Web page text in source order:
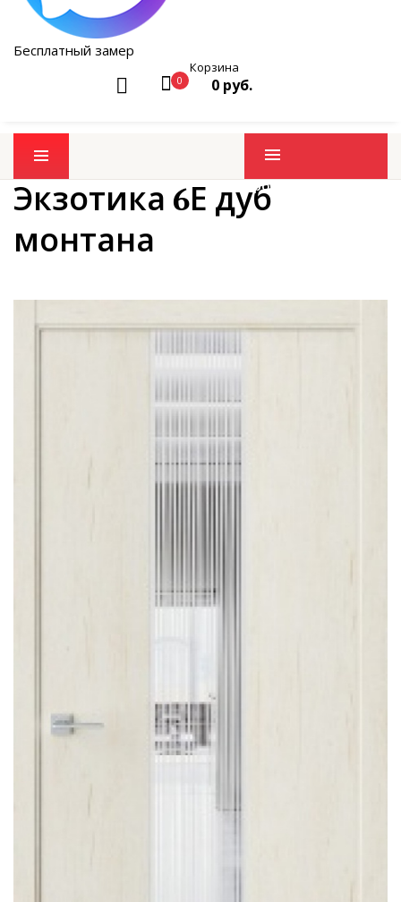
Бесплатный замер
0
Корзина
0 руб.
Промо товары
Экзотика 6Е дуб
монтана